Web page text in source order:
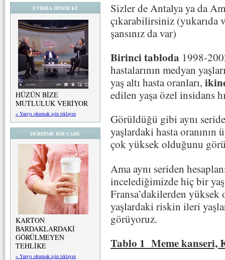
ETİBBA DİYOR Kİ
HÜZÜN BİZE
MUTLULUK VERİYOR
» Yazıyı okumak için tıklayın
DERDİME BİR ÇARE
KARTON
BARDAKLARDAKİ
GÖRÜLMEYEN
TEHLİKE
» Yazıyı okumak için tıklayın
Sizler de Antalya ya da
çıkarabilirsiniz (yukarıda
şansınız da var)
Birinci tabloda 1998-
hastalarının medyan
yaş altı hasta oranları,
edilen yaşa özel insidans
Görüldüğü gibi aynı
yaşlardaki hasta oranının
çok yüksek olduğunu
Ama aynı seriden
incelediğimizde hiç bir
Fransa’dakilerden yüksek
yaşlardaki riskin ileri
görüyoruz.
Tablo 1 Meme kanseri,